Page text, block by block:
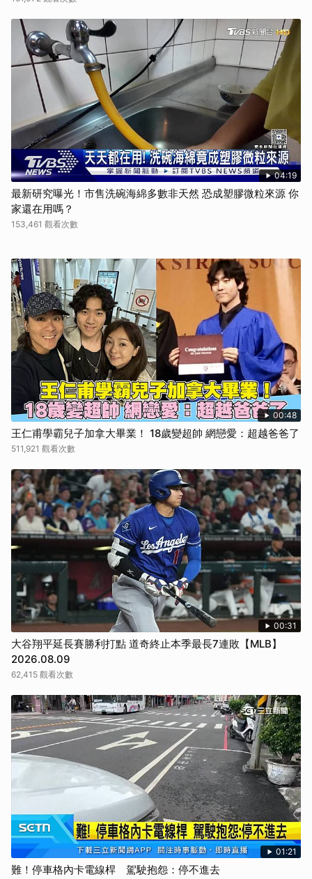
04:19
最新研究曝光！市售洗碗海綿多數非天然 恐成塑膠微粒來源 你
家還在用嗎？
153,461 觀看次數
00:48
王仁甫學霸兒子加拿大畢業！ 18歲變超帥 網戀愛：超越爸爸了
511,921 觀看次數
00:31
大谷翔平延長賽勝利打點 道奇終止本季最長7連敗【MLB】
2026.08.09
62,415 觀看次數
01:21
難！停車格內卡電線桿 駕駛抱怨：停不進去